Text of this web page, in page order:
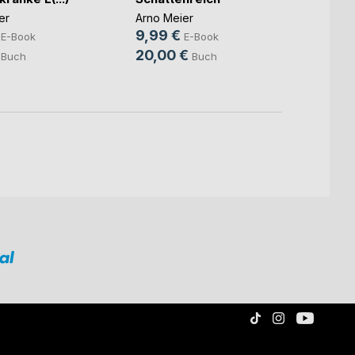
E-Book
Buch
Arno Meier
9,99 € E-Book
20,00 € Buch